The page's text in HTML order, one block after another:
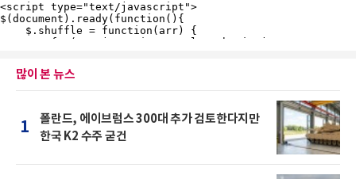
많이 본 뉴스
1
폴란드, 에이브럼스 300대 추가 검토한다지만
한국 K2 수주 굳건